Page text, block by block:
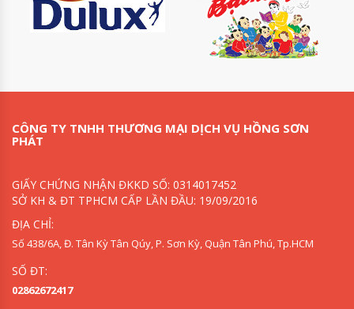
CÔNG TY TNHH THƯƠNG MẠI DỊCH VỤ HỒNG SƠN
PHÁT
GIẤY CHỨNG NHẬN ĐKKD SỐ: 0314017452
SỞ KH & ĐT TPHCM CẤP LẦN ĐẦU: 19/09/2016
ĐỊA CHỈ:
Số 438/6A, Đ. Tân Kỳ Tân Qúy, P. Sơn Kỳ, Quận Tân Phú, Tp.HCM
SỐ ĐT:
02862672417